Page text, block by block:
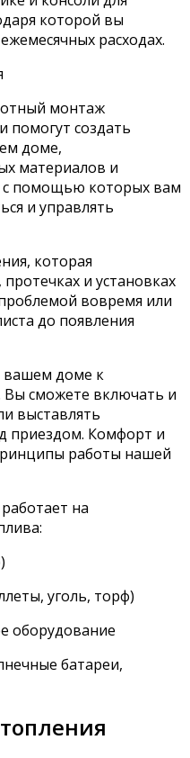
которой вы
расходах.
монтаж
помогут создать
доме,
материалов и
с помощью которых вам
и управлять
которая
и установках
вовремя или
до появления
вашем доме к
сможете включать и
выставлять
приездом. Комфорт и
работы нашей
на
уголь, торф)
оборудование
батареи,